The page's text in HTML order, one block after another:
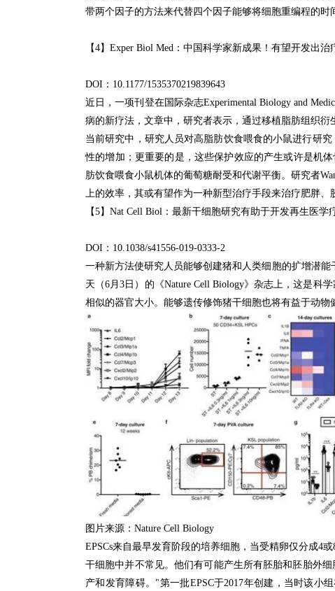
带两个因子的方法来代替四个因子能够将细胞重编程的时
【4】Exper Biol Med： 中国科学家新成果！ 有望开发出治
DOI： 10.1177/1535370219839643
近日，一项刊登在国际杂志Experimental Biology and
病的新疗法，文章中，研究者表示，通过移植脂肪组织
当前研究中，研究人员对高脂肪饮食喂食的小鼠进行研
性的增加； 更重要的是，这些保护效应的产生或许是机
肪饮食喂食小鼠机体的葡萄糖耐受和代谢平衡。 研究者
上的效率，其或有望作为一种新型治疗手段来治疗肥胖、
【5】Nat Cell Biol： 最新干细胞研究有助于开发再生医学
DOI： 10.1038/s41556-019-0333-2
一种新方法使研究人员能够创建猪和人类细胞的扩增潜能
天（6月3日）的《Nature Cell Biology》杂志上，这是科
相似的器官大小。 能够遗传修饰猪干细胞也将有益于动物
图片来源： Nature Cell Biology
EPSCs来自最早发育阶段的培养细胞，当受精卵仅分成4
干细胞中并不常见。他们有可能产生所有胚胎和胚胎外
产和发育障碍。 "第一批EPSC于2017年创建，当时该小